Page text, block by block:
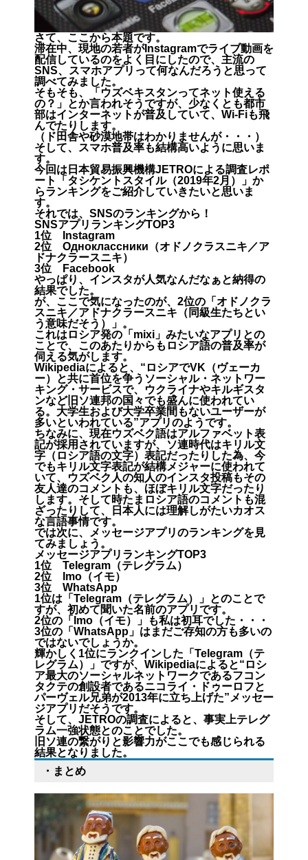
さて、ここから本題です。
滞在中、現地の若者がInstagramでライブ動画を
配信しているのをよく目にしたので、主流の
SNS、スマホアプリって何なんだろうと思って
調べてみました。
そもそも、「ウズベキスタンってネット使える
の？」とか言われそうですが、少なくとも都市
部はインターネットが普及していて、Wi‐Fiも飛
んでたりします。
（ド田舎や砂漠地帯はわかりませんが・・・）
そして、スマホ普及率も結構高いように思いま
す。
今回は日本貿易振興機構JETROによる調査レポ
ート「 タシケントスタイル（2019年2月）
」か
らランキングをご紹介していきたいと思いま
す。
それでは、SNSのランキングから！
SNSアプリランキングTOP3
1位 Instagram
2位 Одноклассники（オドノクラスニキ／ア
ドナクラースニキ）
3位 Facebook
やっぱり、インスタが人気なんだなぁと納得の
結果でした。
が、ここで気になったのが、2位の「オドノクラ
スニキ／アドナクラースニキ（同級生たちとい
う意味だそう）」。
これはロシア発の「mixi」みたいなアプリとの
ことで、このあたりからもロシア語の普及率が
伺える気がします。
Wikipediaによると、“ロシアでVK（ヴェーカ
ー）と共に首位を争うソーシャル・ネットワー
キング・サービスで、ウクライナやキルギスタ
ンなど旧ソ連邦の国々でも盛んに使われてい
る。大学生および大学卒業間もないユーザーが
多いといわれている”アプリのようです。
ちなみに、現在ウズベク語はアルファベット表
記が採用されていますが、ソ連時代はキリル文
字（ロシア語の文字）表記だったりした為、今
でもキリル文字表記が結構メジャーに使われて
いて、ウズベク人の知人のインスタ投稿もその
友人達のコメントも、ほぼキリル文字だったり
します。そして時たまロシア語のコメントも混
ざったりして、日本人には理解しがたいカオス
な言語事情です。
では次に、メッセージアプリのランキングを見
てみましょう。
メッセージアプリランキングTOP3
1位 Telegram（テレグラム）
2位 Imo（イモ）
3位 WhatsApp
1位は「Telegram（テレグラム）」とのことで
すが、初めて聞いた名前のアプリです。
2位の「Imo（イモ）」も私は初耳でした・・・
3位の「WhatsApp」はまだご存知の方も多いの
ではないでしょうか。
輝かしく1位にランクインした「Telegram（テ
レグラム）」ですが、Wikipediaによると“ロシ
ア最大のソーシャルネットワークであるフコン
タクテの創設者であるニコライ・ドゥーロフと
パーヴェル兄弟が2013年に立ち上げた”メッセー
ジアプリだそうです。
そして、JETROの調査によると、事実上テレグ
ラム一強状態とのことでした。
旧ソ連の繋がりと影響力がここでも感じられる
結果となりました。
・まとめ